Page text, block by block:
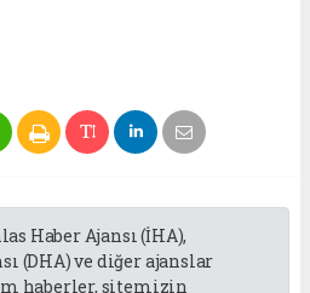
Haber Ajansı (İHA),
(DHA) ve diğer ajanslar
haberler, sitemizin